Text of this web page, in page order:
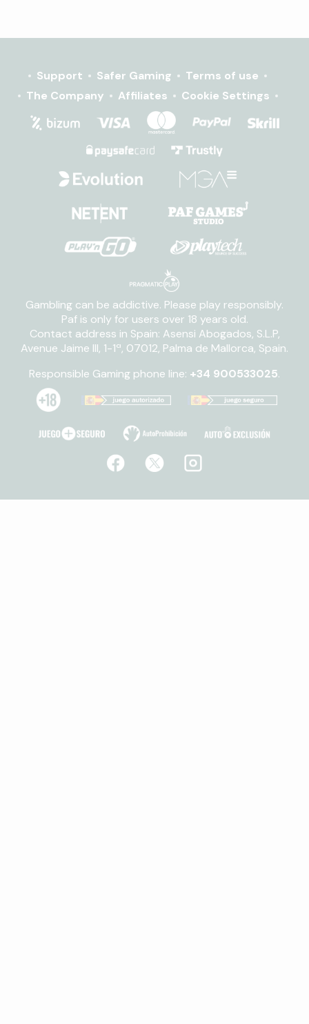
Support Safer Gaming
Terms of use
The Company
Affiliates Cookie Settings
Gambling can be addictive. Please play responsibly.
Paf is only for users over 18 years old.
Contact address in Spain: Asensi Abogados, S.L.P,
Avenue Jaime III, 1-1ª, 07012, Palma de Mallorca, Spain.
Responsible Gaming phone line: +34 900533025.